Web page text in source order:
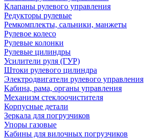
Клапаны рулевого управления
Редукторы рулевые
Ремкомплекты, сальники, манжеты
Рулевое колесо
Рулевые колонки
Рулевые цилиндры
Усилители руля (ГУР)
Штоки рулевого цилиндра
Электродвигатели рулевого управления
Кабина, рама, органы управления
Механизм стеклоочистителя
Корпусные детали
Зеркала для погрузчиков
Упоры газовые
Кабины для вилочных погрузчиков